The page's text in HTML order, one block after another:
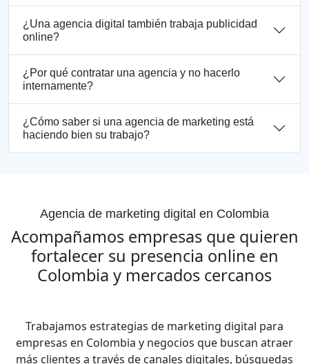
¿Una agencia digital también trabaja publicidad
online?
¿Por qué contratar una agencia y no hacerlo
internamente?
¿Cómo saber si una agencia de marketing está
haciendo bien su trabajo?
Agencia de marketing digital en Colombia
Acompañamos empresas que quieren
fortalecer su presencia online en
Colombia y mercados cercanos
Trabajamos estrategias de marketing digital para
empresas en Colombia y negocios que buscan atraer
más clientes a través de canales digitales, búsquedas